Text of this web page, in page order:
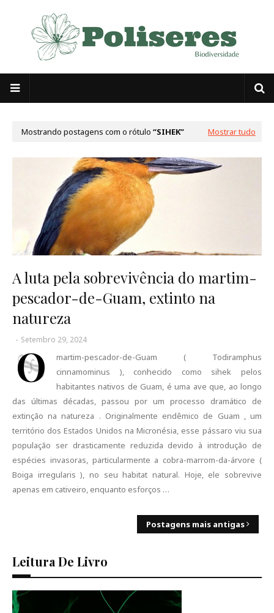
Mostrando postagens com o rótulo SIHEK Mostrar tudo
A luta pela sobrevivência do martim-
pescador-de-Guam, extinto na
natureza
- Setembro 29, 2024
O
martim-pescador-de-Guam ( Todiramphus
cinnamominus ), conhecido como sihek pelos
habitantes nativos de Guam, é uma ave que, ao longo
das últimas décadas, passou por um processo dramático de
extinção na natureza . Originalmente endêmico de Guam , um
território dos Estados Unidos na Micronésia, esse pássaro viu sua
população ser drasticamente reduzida devido à introdução de
espécies invasoras, particularmente a cobra-marrom-da-árvore (
Boiga irregularis ), no seu habitat natural. Hoje, ele sobrevive
apenas em cativeiro, enquanto esforços …
Postagens mais antigas
Leitura De Livro